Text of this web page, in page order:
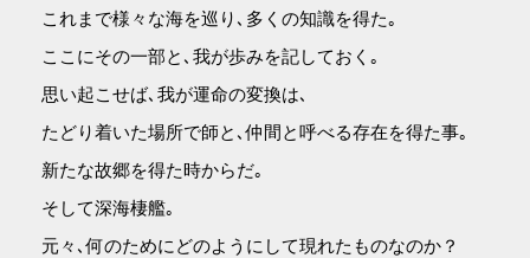
これまで様々な海を巡り､多くの知識を得た｡
ここにその一部と､我が歩みを記しておく｡
思い起こせば､我が運命の変換は､
たどり着いた場所で師と､仲間と呼べる存在を得た事｡
新たな故郷を得た時からだ｡
そして深海棲艦｡
元々､何のためにどのようにして現れたものなのか？